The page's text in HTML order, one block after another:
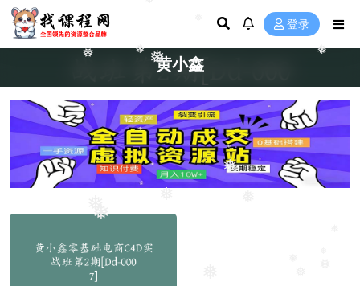
❅
❅
❅
❅
❅
❅ ❅
登录
黄小鑫